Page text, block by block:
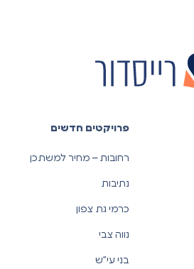
פרויקטים חדשים
רחובות – מחיר למשתכן
נתיבות
כרמי גת צפון
נווה צבי
בני עי”ש